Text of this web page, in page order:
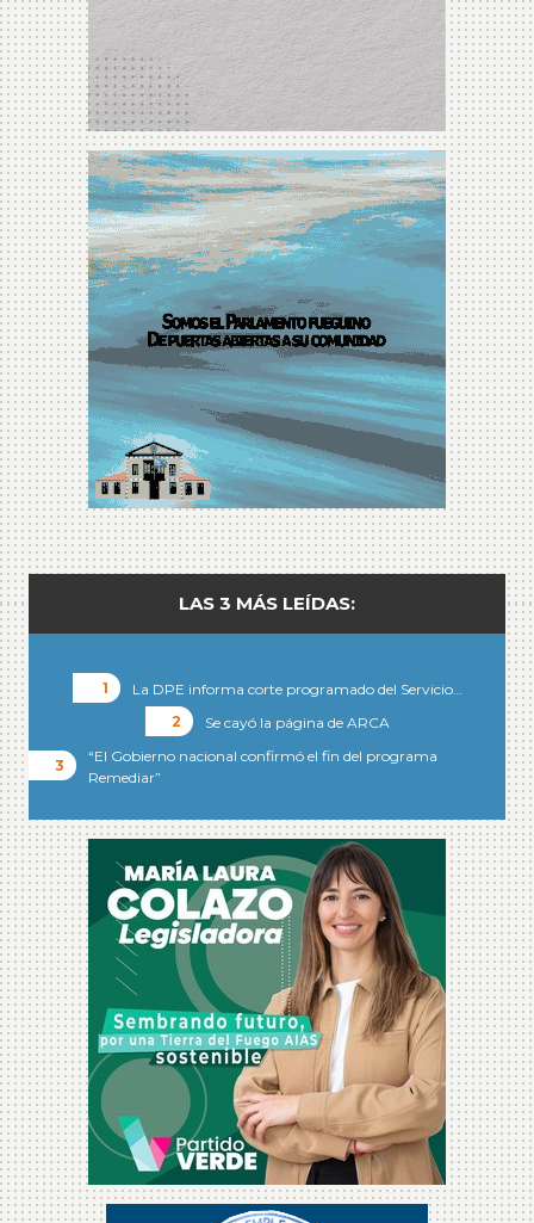
LAS 3 MÁS LEÍDAS:
La DPE informa corte programado del Servicio…
Se cayó la página de ARCA
“El Gobierno nacional confirmó el fin del programa
Remediar”